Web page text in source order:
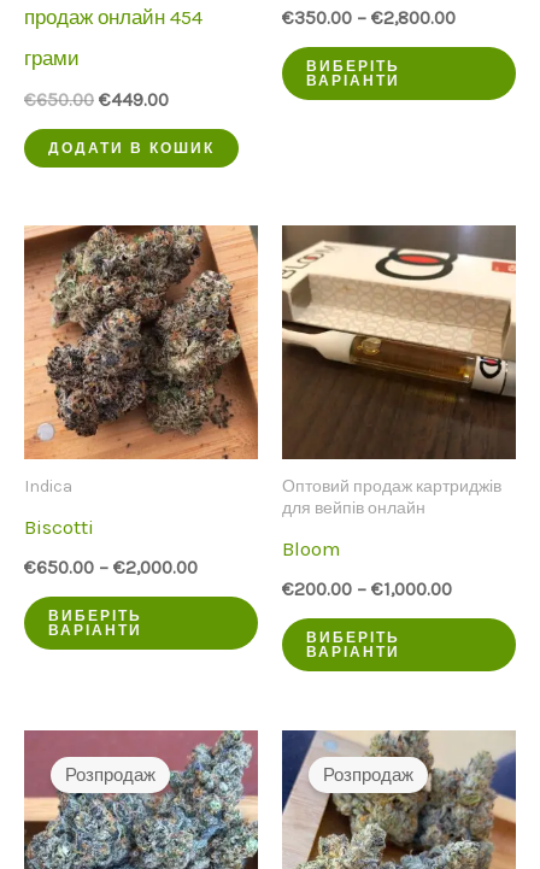
продаж онлайн 454
грами
€650.00 Початкова
була:
€650.00.
€449.00Поточна
€449.00.
ДОДАТИ В КОШИК
€350.00 – €2,800.00
ВИБЕРІТЬ
ВАРІАНТИ
на
Indica
Biscotti
€650.00 – €2,000.00
ВИБЕРІТЬ
ВАРІАНТИ
продукт
кілька
варіантів.
Опції
можна
Оптовий продаж картриджів
для вейпів онлайн
Bloom
€200.00 – €1,000.00
ВИБЕРІТЬ
ВАРІАНТИ
Розпродаж Розпродаж